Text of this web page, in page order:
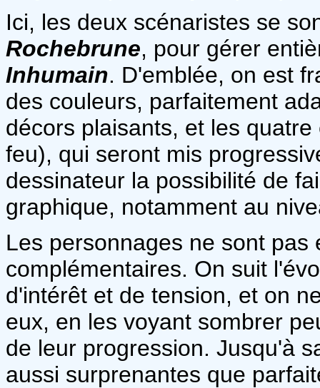
Ici, les deux scénaristes se
Rochebrune, pour gérer
Inhumain. D'emblée, on est
des couleurs, parfaitement
décors plaisants, et les
feu), qui seront mis
dessinateur la possibilité de
graphique, notamment au
Les personnages ne sont
complémentaires. On suit
d'intérêt et de tension, et on
eux, en les voyant sombrer
de leur progression. Jusqu'à
aussi surprenantes que